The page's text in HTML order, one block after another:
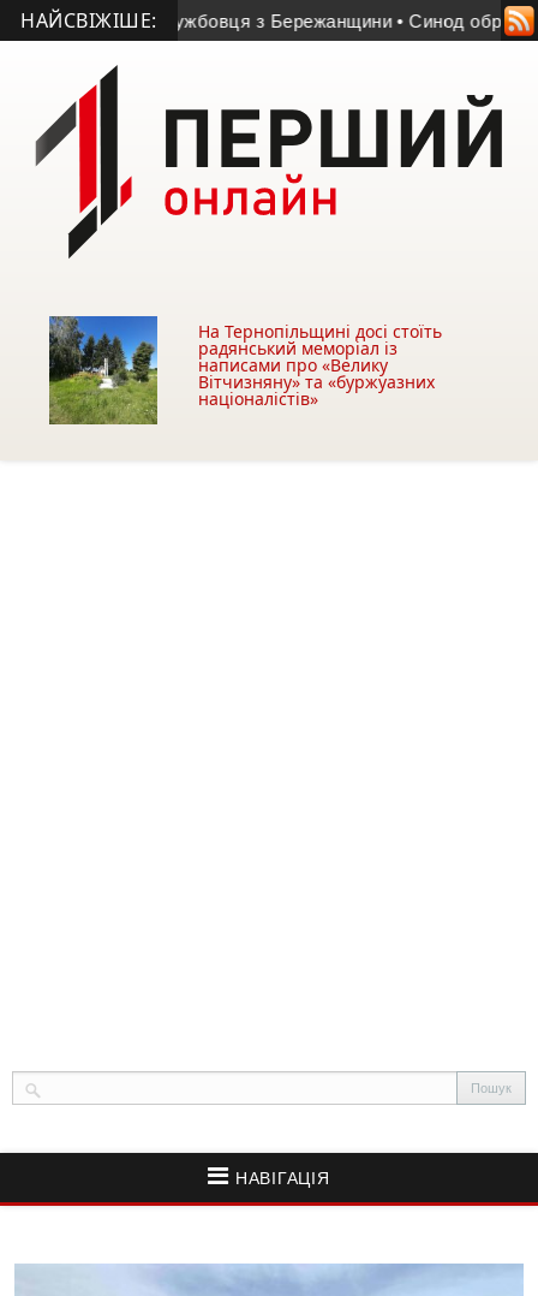
НАЙСВІЖІШЕ: з Бережанщини • Синод обрав
На Тернопільщині досі стоїть
радянський меморіал із
написами про «Велику
Вітчизняну» та «буржуазних
націоналістів»
НАВІГАЦІЯ